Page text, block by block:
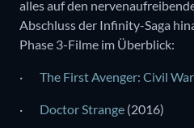
alles auf den
Abschluss der Infinity-Saga
Phase 3-Filme im Überblick:
· The First Avenger: Civil War
· Doctor Strange (2016)